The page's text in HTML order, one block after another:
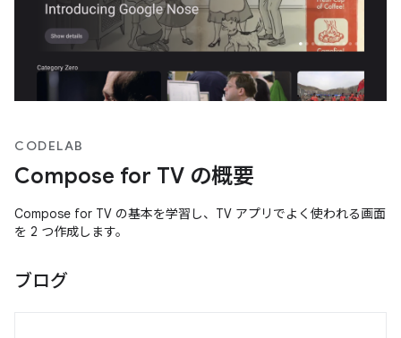
CODELAB
Compose for TV の概要
Compose for TV の基本を学習し、TV アプリでよく使われる画面
を 2 つ作成します。
ブログ